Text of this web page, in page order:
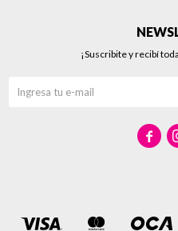
¡Suscribite y recibí
